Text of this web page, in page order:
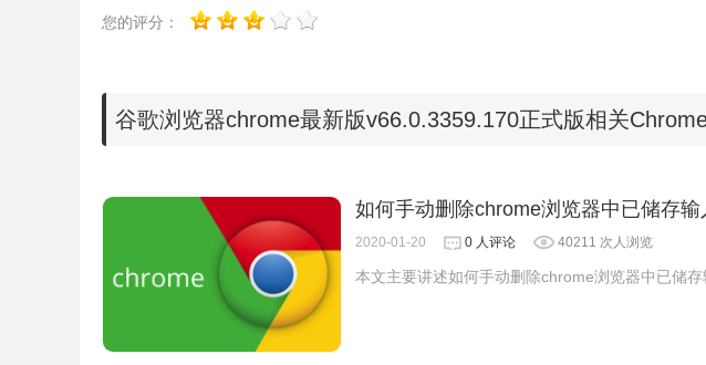
stable_current_x86_64.rpm
您的评分：
谷歌浏览器chrome最新版v66.0.3359.170正式版相关
如何手动删除chrome浏览器中已储存
2020-01-20 0 人评论 40211 次人浏览
本文主要讲述如何手动删除chrome浏览器中已储存